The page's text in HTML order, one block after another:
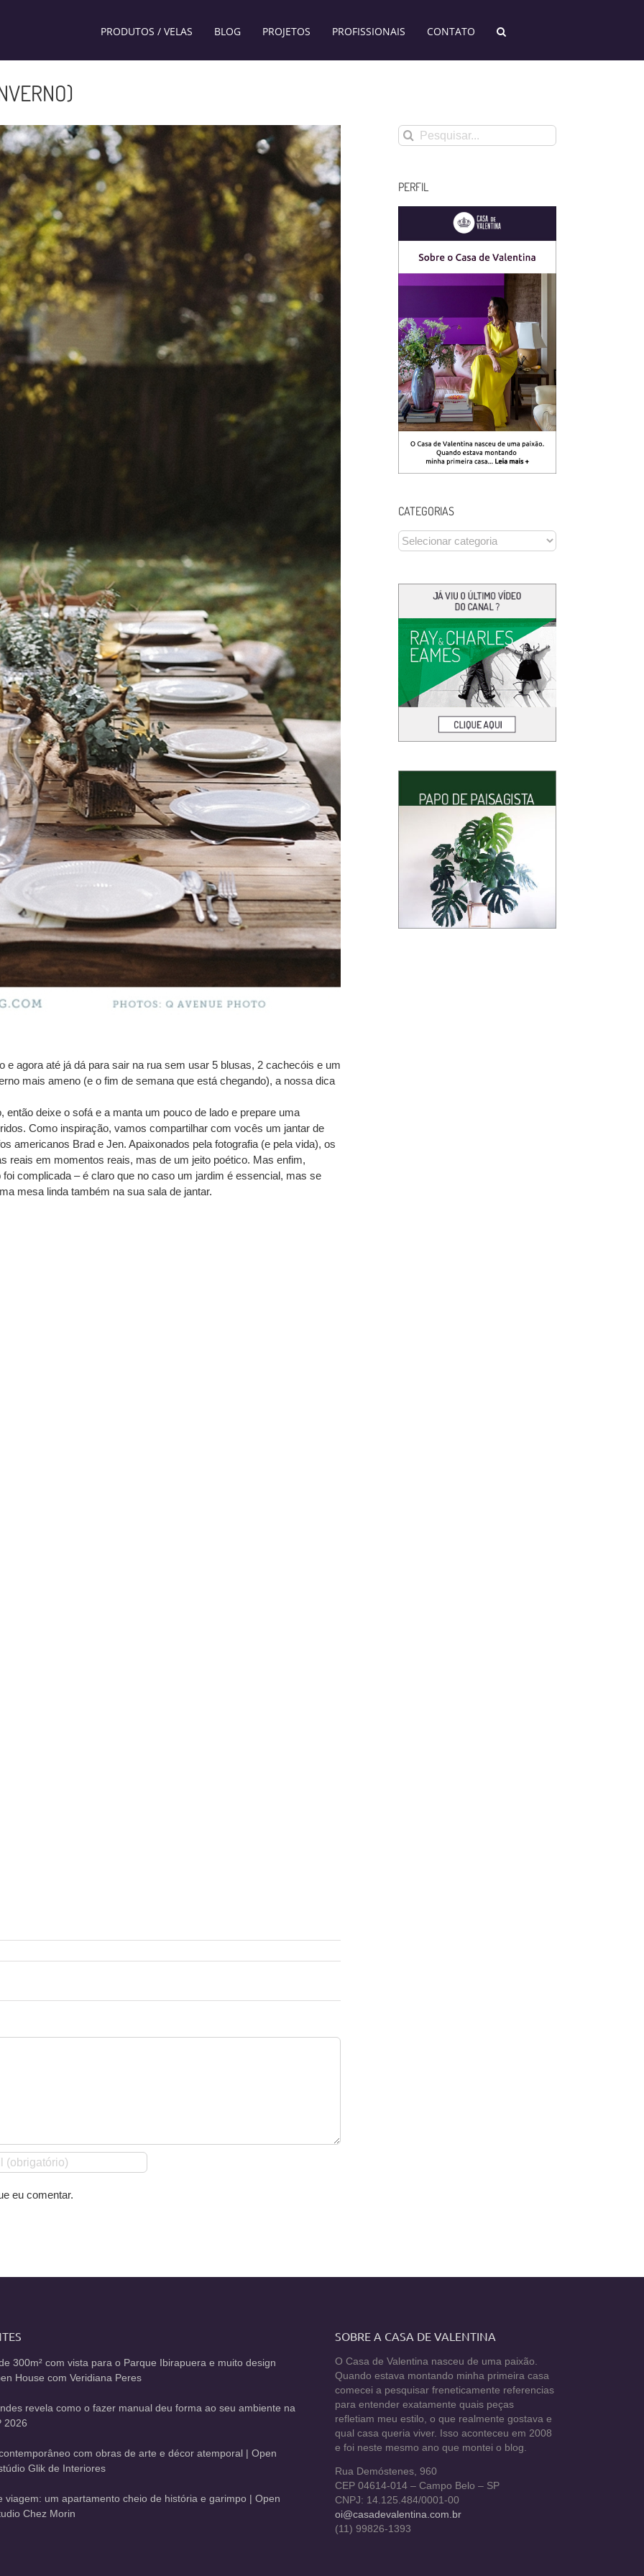
PRODUTOS / VELAS BLOG PROJETOS PROFISSIONAIS CONTATO
e agora até já dá para sair na rua sem usar 5 blusas, 2 cachecóis e um
mais ameno (e o fim de semana que está chegando), a nossa dica
deixe o sofá e a manta um pouco de lado e prepare uma
Como inspiração, vamos compartilhar com vocês um jantar de
americanos Brad e Jen. Apaixonados pela fotografia (e pela vida), os
reais em momentos reais, mas de um jeito poético. Mas enfim,
complicada – é claro que no caso um jardim é essencial, mas se
mesa linda também na sua sala de jantar.
eu comentar.
Buscar
resultados
PERFIL
CATEGORIAS
CATEGORIAS
300m² com vista para o Parque Ibirapuera e muito design
House com Veridiana Peres
revela como o fazer manual deu forma ao seu ambiente na
2026
com obras de arte e décor atemporal | Open
Glik de Interiores
viagem: um apartamento cheio de história e garimpo | Open
Chez Morin
SOBRE A CASA DE VALENTINA
O Casa de Valentina nasceu de uma paixão.
Quando estava montando minha primeira casa
comecei a pesquisar freneticamente referencias
para entender exatamente quais peças
refletiam meu estilo, o que realmente gostava e
qual casa queria viver. Isso aconteceu em 2008
e foi neste mesmo ano que montei o blog.
Rua Demóstenes, 960
CEP 04614-014 – Campo Belo – SP
CNPJ: 14.125.484/0001-00
oi@casadevalentina.com.br
(11) 99826-1393